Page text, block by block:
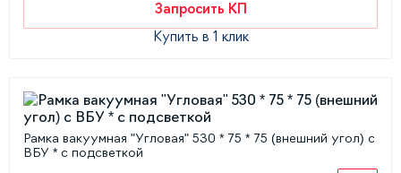
Запросить КП
Купить в 1 клик
Рамка вакуумная "Угловая" 530 * 75 * 75 (внешний угол) с
ВБУ * с подсветкой